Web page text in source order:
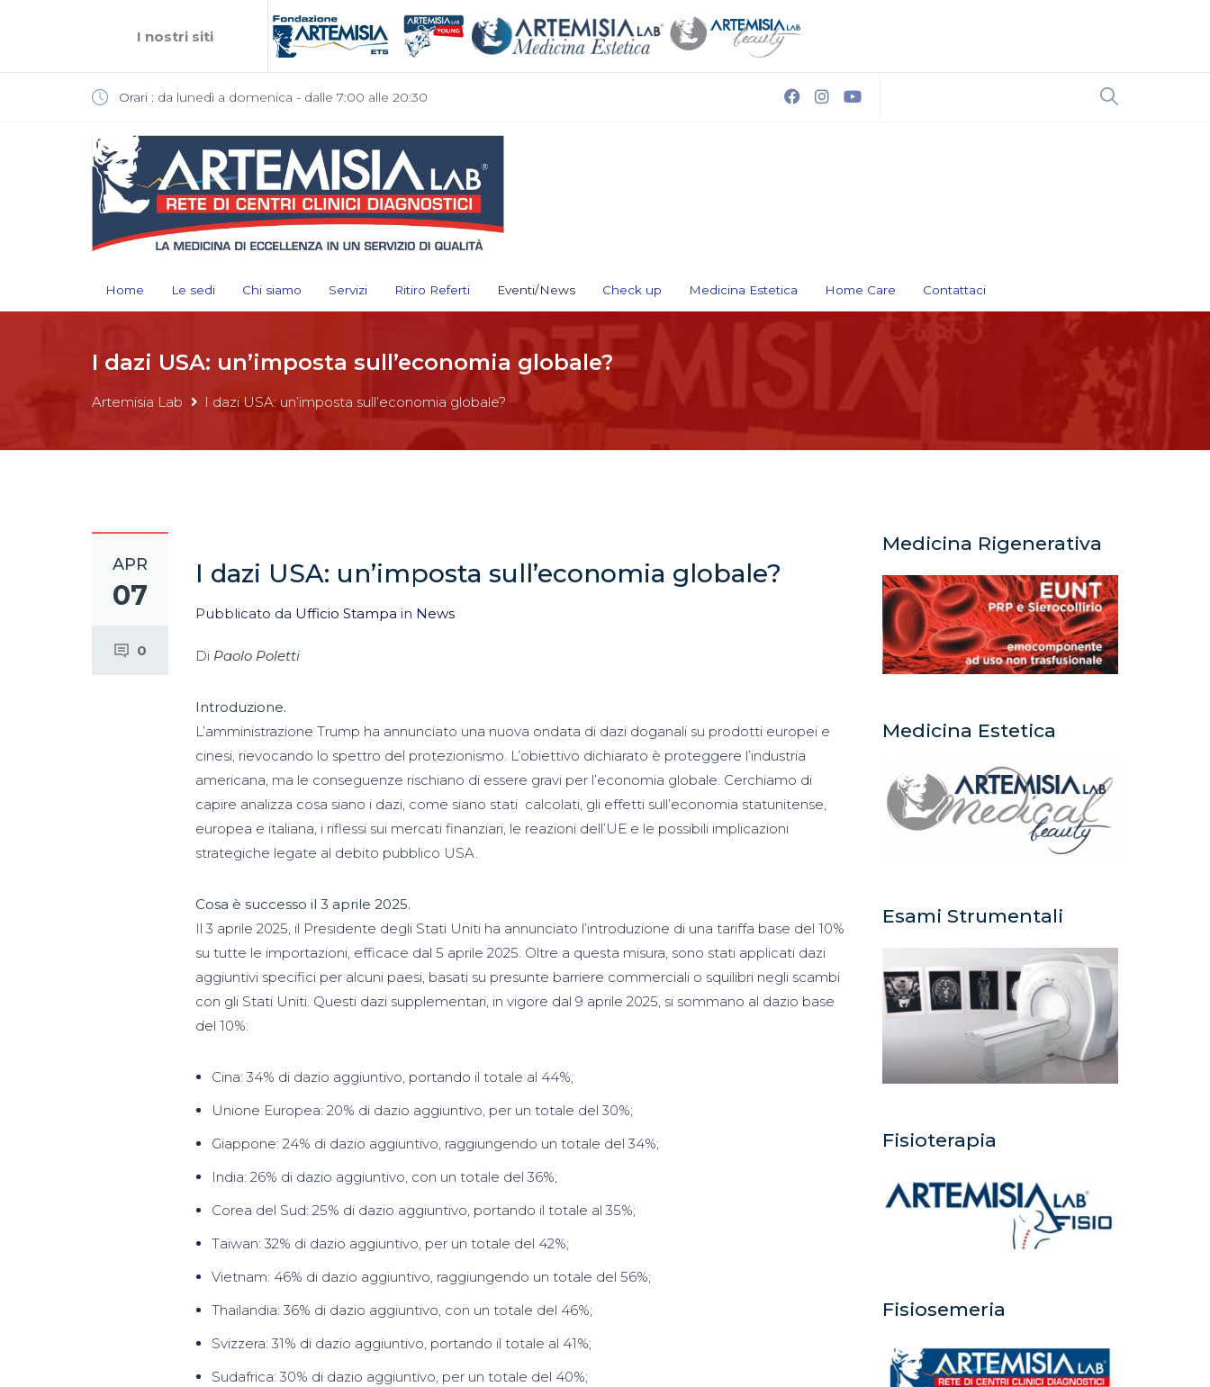
I nostri siti
Orari : da lunedì a domenica - dalle 7:00 alle 20:30
Home Le sedi Chi siamo Servizi Ritiro Referti Eventi/News Check up Medicina Estetica Home Care Contattaci
I dazi USA: un’imposta sull’economia globale?
Artemisia Lab I dazi USA: un’imposta sull’economia globale?
APR
07
0
I dazi USA: un’imposta sull’economia globale?
Pubblicato da Ufficio Stampa in News
Di Paolo Poletti
Introduzione.
L’amministrazione Trump ha annunciato una nuova ondata di dazi doganali su prodotti europei e
cinesi, rievocando lo spettro del protezionismo. L’obiettivo dichiarato è proteggere l’industria
americana, ma le conseguenze rischiano di essere gravi per l’economia globale. Cerchiamo di
capire analizza cosa siano i dazi, come siano stati calcolati, gli effetti sull’economia statunitense,
europea e italiana, i riflessi sui mercati finanziari, le reazioni dell’UE e le possibili implicazioni
strategiche legate al debito pubblico USA.
Cosa è successo il 3 aprile 2025.
Il 3 aprile 2025, il Presidente degli Stati Uniti ha annunciato l’introduzione di una tariffa base del 10%
su tutte le importazioni, efficace dal 5 aprile 2025. Oltre a questa misura, sono stati applicati dazi
aggiuntivi specifici per alcuni paesi, basati su presunte barriere commerciali o squilibri negli scambi
con gli Stati Uniti. Questi dazi supplementari, in vigore dal 9 aprile 2025, si sommano al dazio base
del 10%:
Cina: 34% di dazio aggiuntivo, portando il totale al 44%;
Unione Europea: 20% di dazio aggiuntivo, per un totale del 30%;
Giappone: 24% di dazio aggiuntivo, raggiungendo un totale del 34%;
India: 26% di dazio aggiuntivo, con un totale del 36%;
Corea del Sud: 25% di dazio aggiuntivo, portando il totale al 35%;
Taiwan: 32% di dazio aggiuntivo, per un totale del 42%;
Vietnam: 46% di dazio aggiuntivo, raggiungendo un totale del 56%;
Thailandia: 36% di dazio aggiuntivo, con un totale del 46%;
Svizzera: 31% di dazio aggiuntivo, portando il totale al 41%;
Sudafrica: 30% di dazio aggiuntivo, per un totale del 40%;
Medicina Rigenerativa
Medicina Estetica
Esami Strumentali
Fisioterapia
Fisiosemeria